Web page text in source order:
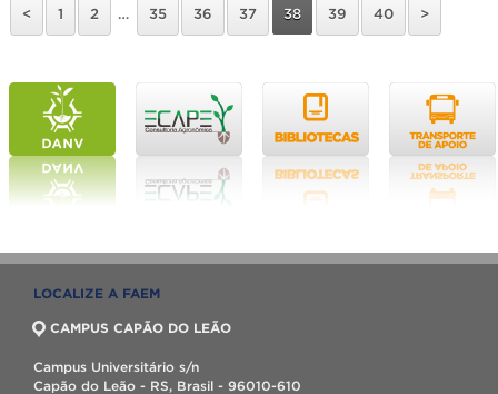
< 1 2 … 35 36 37 38 39 40 >
LOCALIZE A FAEM
CAMPUS CAPÃO DO LEÃO
Campus Universitário s/n
Capão do Leão - RS, Brasil - 96010-610